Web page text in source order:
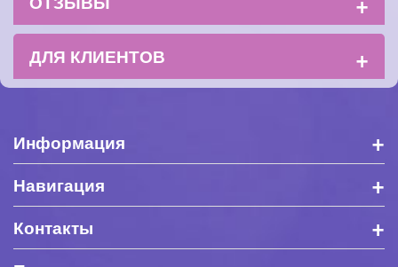
ДЛЯ КЛИЕНТОВ +
Информация +
Навигация +
Контакты +